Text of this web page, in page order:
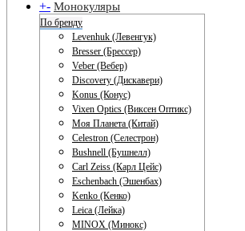
+- Монокуляры
По бренду
Levenhuk (Левенгук)
Bresser (Брессер)
Veber (Вебер)
Discovery (Дискавери)
Konus (Конус)
Vixen Optics (Виксен Оптикс)
Моя Планета (Китай)
Celestron (Селестрон)
Bushnell (Бушнелл)
Carl Zeiss (Карл Цейс)
Eschenbach (Эшенбах)
Kenko (Кенко)
Leica (Лейка)
MINOX (Минокс)